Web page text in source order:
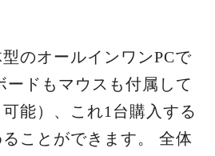
のオールインワンPCで
ードもマウスも付属して
能）、これ1台購入する
ことができます。 全体